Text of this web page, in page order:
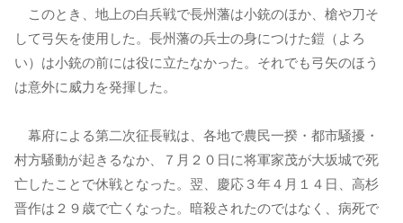
このとき、地上の白兵戦で長州藩は小銃のほか、槍や刀そ
して弓矢を使用した。長州藩の兵士の身につけた鎧（よろ
い）は小銃の前には役に立たなかった。それでも弓矢のほう
は意外に威力を発揮した。
幕府による第二次征長戦は、各地で農民一揆・都市騒擾・
村方騒動が起きるなか、７月２０日に将軍家茂が大坂城で死
亡したことで休戦となった。翌、慶応３年４月１４日、高杉
晋作は２９歳で亡くなった。暗殺されたのではなく、病死で